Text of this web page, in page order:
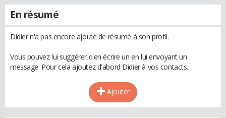
En résumé
Didier n'a pas encore ajouté de résumé à son profil.
Vous pouvez lui suggérer d'en écrire un en lui envoyant un
message. Pour cela ajoutez d'abord Didier à vos contacts.
Ajouter